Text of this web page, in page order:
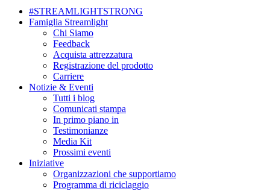
#STREAMLIGHTSTRONG
Famiglia Streamlight
Chi Siamo
Feedback
Acquista attrezzatura
Registrazione del prodotto
Carriere
Notizie & Eventi
Tutti i blog
Comunicati stampa
In primo piano in
Testimonianze
Media Kit
Prossimi eventi
Iniziative
Organizzazioni che supportiamo
Programma di riciclaggio